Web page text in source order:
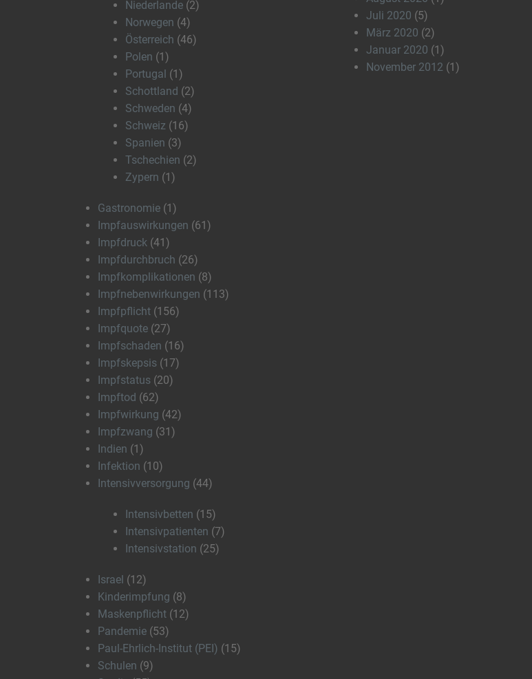
Niederlande (2)
Norwegen (4)
Österreich (46)
Polen (1)
Portugal (1)
Schottland (2)
Schweden (4)
Schweiz (16)
Spanien (3)
Tschechien (2)
Zypern (1)
Gastronomie (1)
Impfauswirkungen (61)
Impfdruck (41)
Impfdurchbruch (26)
Impfkomplikationen (8)
Impfnebenwirkungen (113)
Impfpflicht (156)
Impfquote (27)
Impfschaden (16)
Impfskepsis (17)
Impfstatus (20)
Impftod (62)
Impfwirkung (42)
Impfzwang (31)
Indien (1)
Infektion (10)
Intensivversorgung (44)
Intensivbetten (15)
Intensivpatienten (7)
Intensivstation (25)
Israel (12)
Kinderimpfung (8)
Maskenpflicht (12)
Pandemie (53)
Paul-Ehrlich-Institut (PEI) (15)
Schulen (9)
Juli 2020 (5)
März 2020 (2)
Januar 2020 (1)
November 2012 (1)